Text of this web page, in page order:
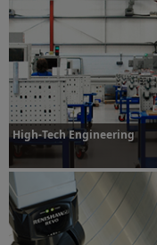
Dowiedz się więcej
High-Tech Engineering